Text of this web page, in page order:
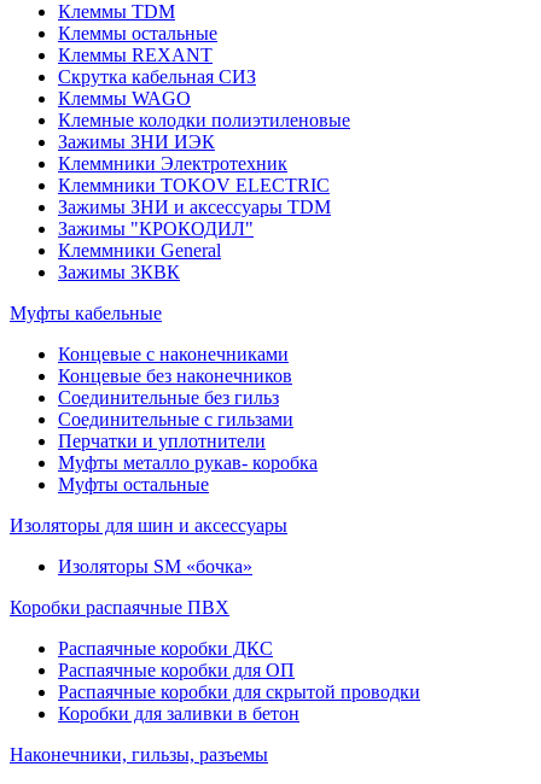
Клеммы TDM
Клеммы остальные
Клеммы REXANT
Скрутка кабельная СИЗ
Клеммы WAGO
Клемные колодки полиэтиленовые
Зажимы ЗНИ ИЭК
Клеммники Электротехник
Клеммники TOKOV ELECTRIC
Зажимы ЗНИ и аксессуары TDM
Зажимы "КРОКОДИЛ"
Клеммники General
Зажимы 3КВК
Муфты кабельные
Концевые с наконечниками
Концевые без наконечников
Соединительные без гильз
Соединительные с гильзами
Перчатки и уплотнители
Муфты металло рукав- коробка
Муфты остальные
Изоляторы для шин и аксессуары
Изоляторы SM «бочка»
Коробки распаячные ПВХ
Распаячные коробки ДКС
Распаячные коробки для ОП
Распаячные коробки для скрытой проводки
Коробки для заливки в бетон
Наконечники, гильзы, разъемы